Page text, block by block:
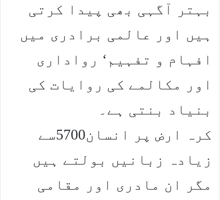
بہتر آگہی بھی پیدا کرتی
ہیں اور عالمی برادری میں
افہام و تفہیم‘ رواداری
اور مکالمے کی روایات کی
بنیاد بنتی ہے۔
کرہ ارض پر انسان5700سے
زیادہ زبانیں بولتے ہیں
مگر ان مادری اور مقامی